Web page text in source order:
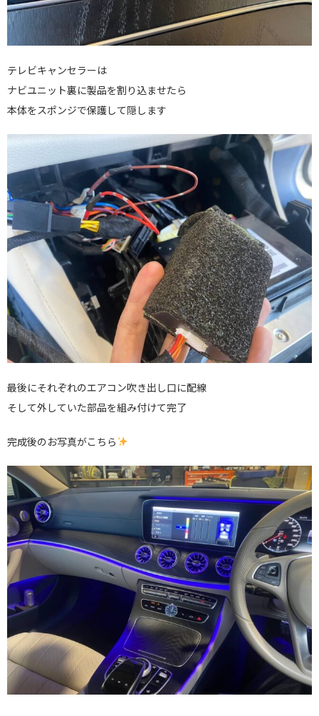
テレビキャンセラーは
ナビユニット裏に製品を割り込ませたら
本体をスポンジで保護して隠します
最後にそれぞれのエアコン吹き出し口に配線
そして外していた部品を組み付けて完了
完成後のお写真がこちら